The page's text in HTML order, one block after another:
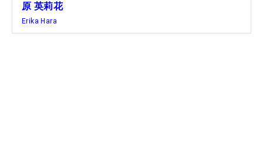
原 英莉花
Erika Hara